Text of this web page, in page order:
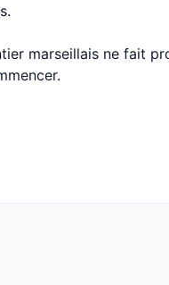
marseillais ne fait